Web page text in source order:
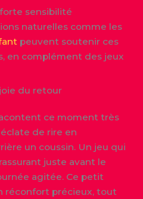
sensibilité
naturelles comme les
peuvent soutenir ces
en complément des jeux
du retour
ce moment très
de rire en
un coussin. Un jeu qui
juste avant le
agitée. Ce petit
réconfort précieux, tout